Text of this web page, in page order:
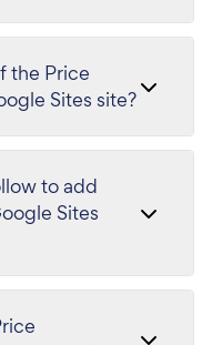
the Price
Sites site?
to add
Sites